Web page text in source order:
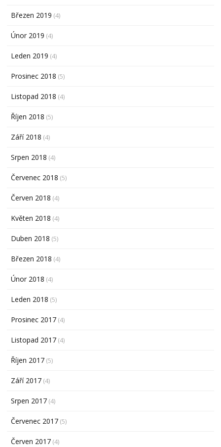
Březen 2019 (4)
Únor 2019 (4)
Leden 2019 (4)
Prosinec 2018 (5)
Listopad 2018 (4)
Říjen 2018 (5)
Září 2018 (4)
Srpen 2018 (4)
Červenec 2018 (5)
Červen 2018 (4)
Květen 2018 (4)
Duben 2018 (5)
Březen 2018 (4)
Únor 2018 (4)
Leden 2018 (5)
Prosinec 2017 (4)
Listopad 2017 (4)
Říjen 2017 (5)
Září 2017 (4)
Srpen 2017 (4)
Červenec 2017 (5)
Červen 2017 (4)